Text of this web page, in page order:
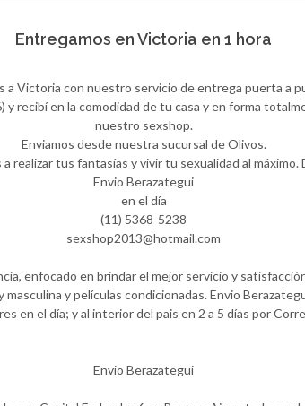
Entregamos en Victoria en 1 hora
a Victoria con nuestro servicio de entrega puerta a
y recibí en la comodidad de tu casa y en forma
nuestro sexshop.
Enviamos desde nuestra sucursal de Olivos.
a realizar tus fantasías y vivir tu sexualidad al máximo.
Envio Berazategui
en el día
(11) 5368-5238
sexshop2013@hotmail.com
enfocado en brindar el mejor servicio y
y películas condicionadas. Envio
en el día; y al interior del pais en 2 a 5 días por
Envio Berazategui